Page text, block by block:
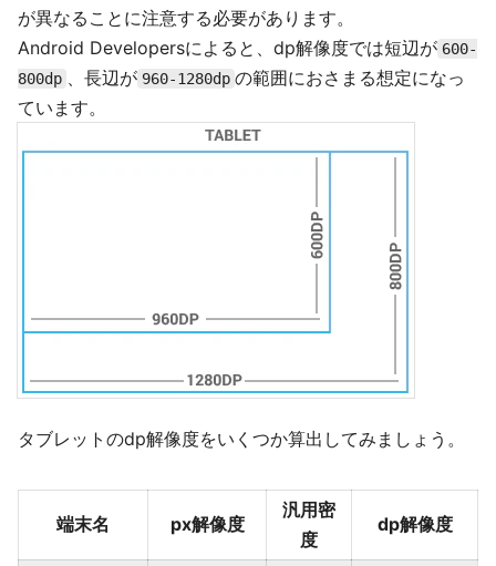
が異なることに注意する必要があります。
Android Developersによると、dp解像度では短辺が 600-
800dp
、長辺が 960-1280dp の範囲におさまる想定になっ
ています。
タブレットのdp解像度をいくつか算出してみましょう。
端末名 px解像度
汎用密
度
dp解像度